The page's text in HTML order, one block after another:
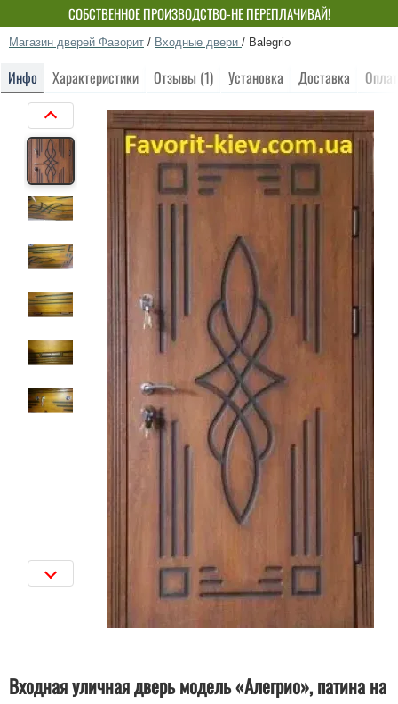
СОБСТВЕННОЕ ПРОИЗВОДСТВО-НЕ ПЕРЕПЛАЧИВАЙ!
Магазин дверей Фаворит / Входные двери / Balegrio
Инфо Характеристики Отзывы (1) Установка Доставка
Входная уличная дверь модель «Алегрио», патина на